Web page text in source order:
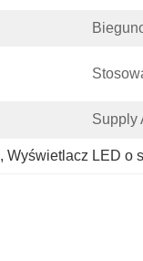
Supply
, Wyświetlacz LED o